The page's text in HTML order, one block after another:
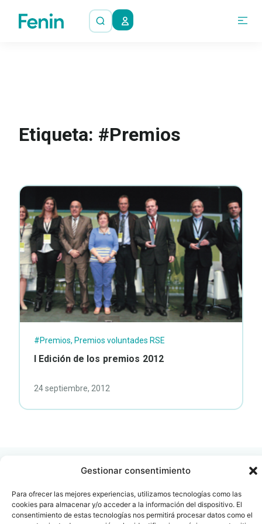
Gestionar consentimiento
Para ofrecer las mejores experiencias, utilizamos tecnologías como las
cookies para almacenar y/o acceder a la información del dispositivo. El
consentimiento de estas tecnologías nos permitirá procesar datos como el
Etiqueta: #Premios
#Premios, Premios voluntades RSE
I Edición de los premios 2012
24 septiembre, 2012
Contacto
Oficina Barcelona